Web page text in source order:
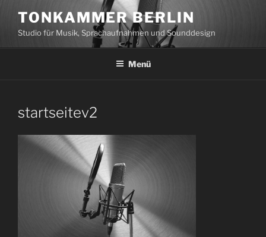
Inhalt
springen
TONKAMMER BERLIN
Studio für Musik, Sprachaufnahmen und Sounddesign
Menü
startseitev2